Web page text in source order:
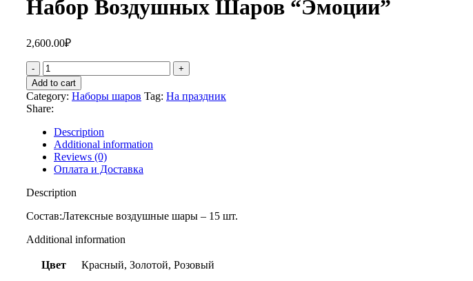
Набор Воздушных Шаров “Эмоции”
2,600.00₽
Add to cart
Category: Наборы шаров Tag: На праздник
Share:
Description
Additional information
Reviews (0)
Оплата и Доставка
Description
Состав:Латексные воздушные шары – 15 шт.
Additional information
Цвет Красный, Золотой, Розовый